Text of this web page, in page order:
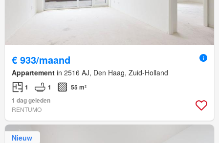
€ 933/maand
Appartement in 2516 AJ, Den Haag, Zuid-Holland
1 1
55 m²
1 dag geleden
RENTUMO
Nieuw